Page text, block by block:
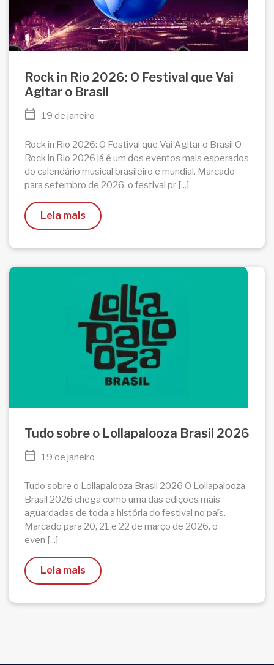
Rock in Rio 2026: O Festival que Vai
Agitar o Brasil
19 de janeiro
Rock in Rio 2026: O Festival que Vai Agitar o Brasil O
Rock in Rio 2026 já é um dos eventos mais esperados
do calendário musical brasileiro e mundial. Marcado
para setembro de 2026, o festival pr [...]
Leia mais
Tudo sobre o Lollapalooza Brasil 2026
19 de janeiro
Tudo sobre o Lollapalooza Brasil 2026 O Lollapalooza
Brasil 2026 chega como uma das edições mais
aguardadas de toda a história do festival no país.
Marcado para 20, 21 e 22 de março de 2026, o
even [...]
Leia mais